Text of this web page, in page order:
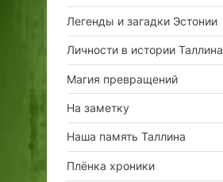
Легенды и загадки Эстонии
Личности в истории Таллина
Магия превращений
На заметку
Наша память Таллина
Плёнка хроники